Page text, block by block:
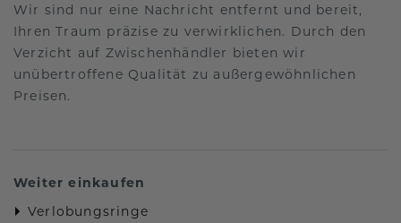
Wir sind nur eine Nachricht entfernt und bereit,
Ihren Traum präzise zu verwirklichen. Durch den
Verzicht auf Zwischenhändler bieten wir
unübertroffene Qualität zu außergewöhnlichen
Preisen.
Weiter einkaufen
Verlobungsringe